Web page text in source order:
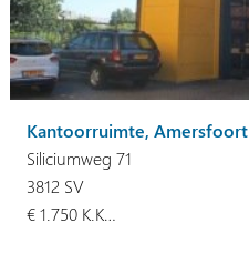
Kantoorruimte, Amersfoort
Siliciumweg 71
3812 SV
€ 1.750 K.K…